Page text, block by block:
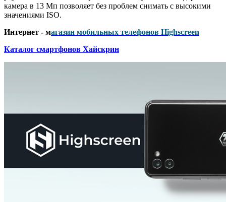
камера в 13 Мп позволяет без проблем снимать с высокими
значениями ISO.
Интернет - магазин мобильных телефонов Highscreen
Каталог смартфонов Хайскрин